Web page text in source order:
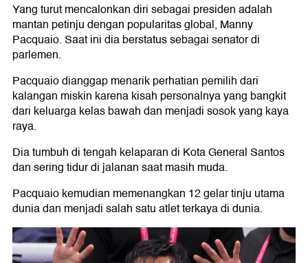
Yang turut mencalonkan diri sebagai presiden adalah
mantan petinju dengan popularitas global, Manny
Pacquaio. Saat ini dia berstatus sebagai senator di
parlemen.
Pacquaio dianggap menarik perhatian pemilih dari
kalangan miskin karena kisah personalnya yang bangkit
dari keluarga kelas bawah dan menjadi sosok yang kaya
raya.
Dia tumbuh di tengah kelaparan di Kota General Santos
dan sering tidur di jalanan saat masih muda.
Pacquaio kemudian memenangkan 12 gelar tinju utama
dunia dan menjadi salah satu atlet terkaya di dunia.